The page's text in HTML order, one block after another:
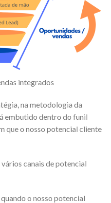
integrados
na metodologia da
embutido dentro do funil
que o nosso potencial cliente
canais de potencial
quando o nosso potencial